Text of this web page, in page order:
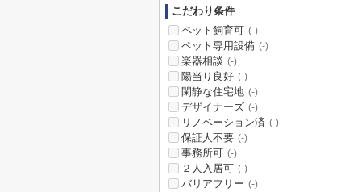
こだわり条件
ペット飼育可 (-)
ペット専用設備 (-)
楽器相談 (-)
陽当り良好 (-)
閑静な住宅地 (-)
デザイナーズ (-)
リノベーション済 (-)
保証人不要 (-)
事務所可 (-)
２人入居可 (-)
バリアフリー (-)